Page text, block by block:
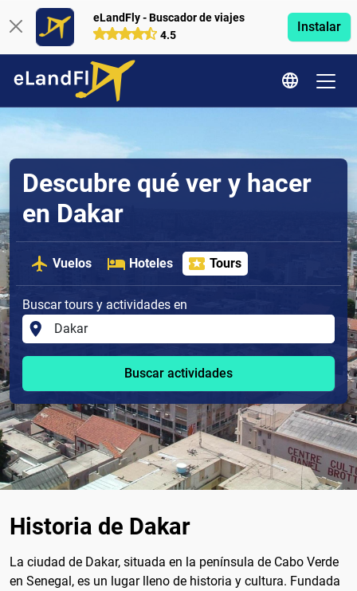
eLandFly - Buscador de viajes
4.5
Instalar
Descubre qué ver y hacer
en Dakar
Vuelos Hoteles Tours
Buscar tours y actividades en
Buscar actividades
Historia de Dakar
La ciudad de Dakar, situada en la península de Cabo Verde
en Senegal, es un lugar lleno de historia y cultura. Fundada